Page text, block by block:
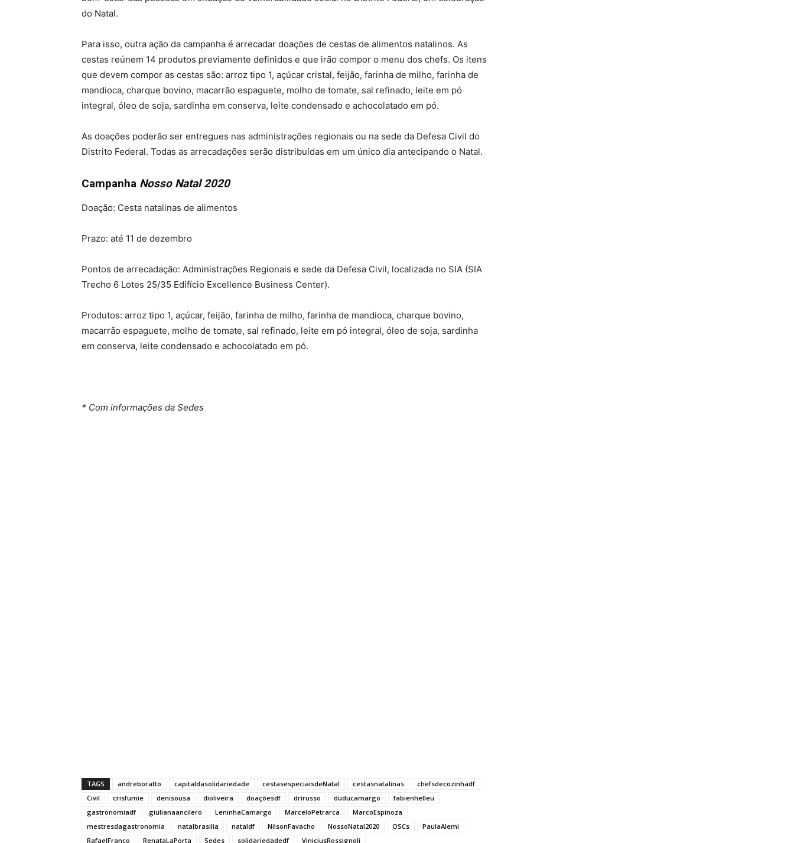
do Natal.
Para isso, outra ação da campanha é arrecadar doações de cestas de alimentos natalinos. As
cestas reúnem 14 produtos previamente definidos e que irão compor o menu dos chefs. Os itens
que devem compor as cestas são: arroz tipo 1, açúcar cristal, feijão, farinha de milho, farinha de
mandioca, charque bovino, macarrão espaguete, molho de tomate, sal refinado, leite em pó
integral, óleo de soja, sardinha em conserva, leite condensado e achocolatado em pó.
As doações poderão ser entregues nas administrações regionais ou na sede da Defesa Civil do
Distrito Federal. Todas as arrecadações serão distribuídas em um único dia antecipando o Natal.
Campanha Nosso Natal 2020
Doação: Cesta natalinas de alimentos
Prazo: até 11 de dezembro
Pontos de arrecadação: Administrações Regionais e sede da Defesa Civil, localizada no SIA (SIA
Trecho 6 Lotes 25/35 Edifício Excellence Business Center).
Produtos: arroz tipo 1, açúcar, feijão, farinha de milho, farinha de mandioca, charque bovino,
macarrão espaguete, molho de tomate, sal refinado, leite em pó integral, óleo de soja, sardinha
em conserva, leite condensado e achocolatado em pó.
* Com informações da Sedes
TAGS andreboratto capitaldasolidariedade cestasespeciaisdeNatal cestasnatalinas
chefsdecozinhadf
Civil
crisfumie denisousa dioliveira doaçõesdf drirusso duducamargo
fabienhelleu
gastronomiadf
giulianaancilero LeninhaCamargo MarceloPetrarca
MarcoEspinoza
mestresdagastronomia
natalbrasilia nataldf NilsonFavacho NossoNatal2020 OSCs
PaulaAlemi
RafaelFranco
RenataLaPorta Sedes solidariedadedf ViniciusRossignoli